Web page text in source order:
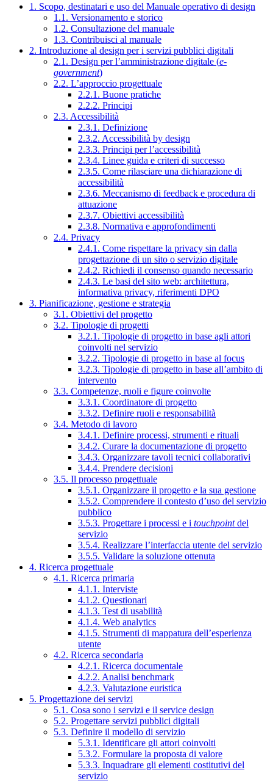
1. Scopo, destinatari e uso del Manuale operativo di design
1.1. Versionamento e storico
1.2. Consultazione del manuale
1.3. Contribuisci al manuale
2. Introduzione al design per i servizi pubblici digitali
2.1. Design per l’amministrazione digitale (e-
government)
2.2. L’approccio progettuale
2.2.1. Buone pratiche
2.2.2. Principi
2.3. Accessibilità
2.3.1. Definizione
2.3.2. Accessibilità by design
2.3.3. Principi per l’accessibilità
2.3.4. Linee guida e criteri di successo
2.3.5. Come rilasciare una dichiarazione di
accessibilità
2.3.6. Meccanismo di feedback e procedura di
attuazione
2.3.7. Obiettivi accessibilità
2.3.8. Normativa e approfondimenti
2.4. Privacy
2.4.1. Come rispettare la privacy sin dalla
progettazione di un sito o servizio digitale
2.4.2. Richiedi il consenso quando necessario
2.4.3. Le basi del sito web: architettura,
informativa privacy, riferimenti DPO
3. Pianificazione, gestione e strategia
3.1. Obiettivi del progetto
3.2. Tipologie di progetti
3.2.1. Tipologie di progetto in base agli attori
coinvolti nel servizio
3.2.2. Tipologie di progetto in base al focus
3.2.3. Tipologie di progetto in base all’ambito di
intervento
3.3. Competenze, ruoli e figure coinvolte
3.3.1. Coordinatore di progetto
3.3.2. Definire ruoli e responsabilità
3.4. Metodo di lavoro
3.4.1. Definire processi, strumenti e rituali
3.4.2. Curare la documentazione di progetto
3.4.3. Organizzare tavoli tecnici collaborativi
3.4.4. Prendere decisioni
3.5. Il processo progettuale
3.5.1. Organizzare il progetto e la sua gestione
3.5.2. Comprendere il contesto d’uso del servizio
pubblico
3.5.3. Progettare i processi e i touchpointdel
servizio
3.5.4. Realizzare l’interfaccia utente del servizio
3.5.5. Validare la soluzione ottenuta
4. Ricerca progettuale
4.1. Ricerca primaria
4.1.1. Interviste
4.1.2. Questionari
4.1.3. Test di usabilità
4.1.4. Web analytics
4.1.5. Strumenti di mappatura dell’esperienza
utente
4.2. Ricerca secondaria
4.2.1. Ricerca documentale
4.2.2. Analisi benchmark
4.2.3. Valutazione euristica
5. Progettazione dei servizi
5.1. Cosa sono i servizi e il service design
5.2. Progettare servizi pubblici digitali
5.3. Definire il modello di servizio
5.3.1. Identificare gli attori coinvolti
5.3.2. Formulare la proposta di valore
5.3.3. Inquadrare gli elementi costitutivi del
servizio